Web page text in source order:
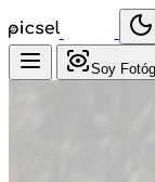
Soy